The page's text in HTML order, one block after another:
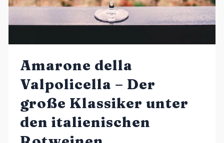
Amarone della
Valpolicella – Der
große Klassiker unter
den italienischen